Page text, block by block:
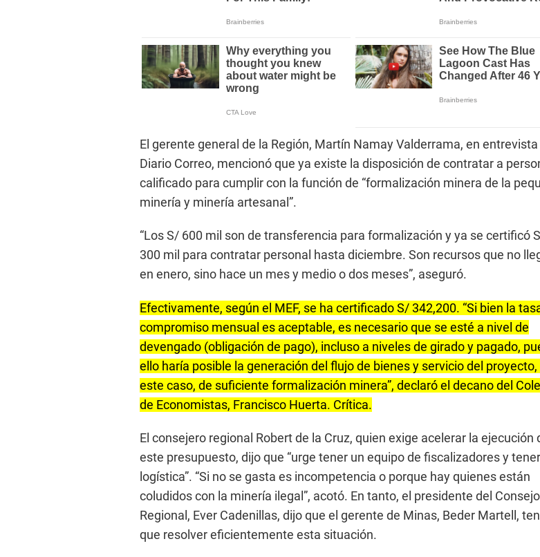
El gerente general de la Región, Martín Namay Valderrama, en entrevista
Diario Correo, mencionó que ya existe la disposición de contratar a
calificado para cumplir con la función de “formalización minera de la
minería y minería artesanal”.
“Los S/ 600 mil son de transferencia para formalización y ya se certificó
300 mil para contratar personal hasta diciembre. Son recursos que no
en enero, sino hace un mes y medio o dos meses”, aseguró.
Efectivamente, según el MEF, se ha certificado S/ 342,200. “Si bien la
compromiso mensual es aceptable, es necesario que se esté a nivel de
devengado (obligación de pago), incluso a niveles de girado y pagado,
ello haría posible la generación del flujo de bienes y servicio del proyecto,
este caso, de suficiente formalización minera”, declaró el decano del
de Economistas, Francisco Huerta. Crítica.
El consejero regional Robert de la Cruz, quien exige acelerar la ejecución
este presupuesto, dijo que “urge tener un equipo de fiscalizadores y tener
logística”. “Si no se gasta es incompetencia o porque hay quienes están
coludidos con la minería ilegal”, acotó. En tanto, el presidente del Consejo
Regional, Ever Cadenillas, dijo que el gerente de Minas, Beder Martell,
que resolver eficientemente esta situación.